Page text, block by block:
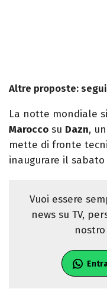
Altre proposte:
La notte mondiale
Marocco su Dazn,
mette di fronte
inaugurare il
Vuoi essere
news su TV,